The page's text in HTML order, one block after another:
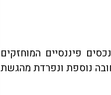
פיננסיים המוחזקים
דיווח זו מיושמת באמצעות טופס 8938, וזו חובה נוספת ונפרדת מהגשת